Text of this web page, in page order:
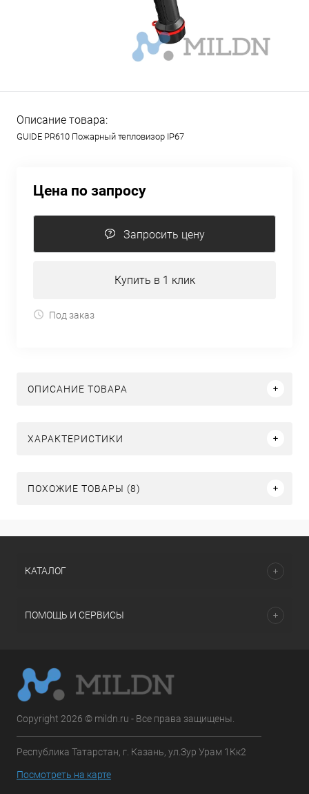
Описание товара:
GUIDE PR610 Пожарный тепловизор IP67
Цена по запросу
Запросить цену
Купить в 1 клик
Под заказ
ОПИСАНИЕ ТОВАРА
ХАРАКТЕРИСТИКИ
ПОХОЖИЕ ТОВАРЫ (8)
КАТАЛОГ
ПОМОЩЬ И СЕРВИСЫ
Copyright 2026 © mildn.ru - Все права защищены.
Республика Татарстан, г. Казань, ул.Зур Урам 1Кк2
Посмотреть на карте